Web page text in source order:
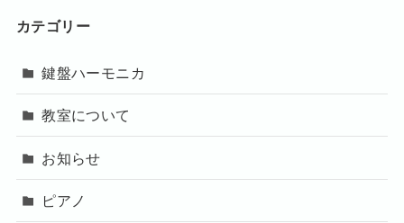
カテゴリー
鍵盤ハーモニカ
教室について
お知らせ
ピアノ